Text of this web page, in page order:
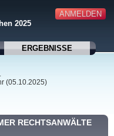
ANMELDEN
2025
ERGEBNISSE
(05.10.2025)
RECHTSANWÄLTE